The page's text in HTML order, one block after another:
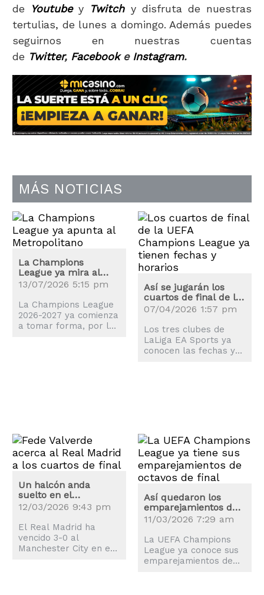
de
Youtubey Twitchy disfruta de nuestras
tertulias, de lunes a domingo. Además puedes
seguirnos en nuestras cuentas
de Twitter, Facebooke Instagram.
MÁS NOTICIAS
La Champions
League ya mira al
Metropolitano: estos
son los clasificados
13/07/2026 5:15 pm
La Champions League
2026-2027 ya comienza
a tomar forma, por lo
Así se jugarán los
cuartos de final de la
UEFA Champions
07/04/2026 1:57 pm
Los tres clubes de
LaLiga EA Sports ya
conocen las fechas y
Un halcón anda
suelto en el
Bernabéu: Valverde
somete al Manchester
City
12/03/2026 9:43 pm
El Real Madrid ha
vencido 3-0 al
Manchester City en el
Así quedaron los
emparejamientos de
octavos de la
11/03/2026 7:29 am
La UEFA Champions
League ya conoce sus
emparejamientos de